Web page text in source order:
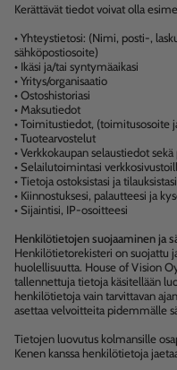
Kerättävät tiedot voivat olla
• Yhteystietosi: (Nimi, posti-,
sähköpostiosoite)
• Ikäsi ja/tai syntymäaikasi
• Yritys/organisaatio
• Ostoshistoriasi
• Maksutiedot
• Toimitustiedot, (toimitusosoite
• Tuotearvostelut
• Verkkokaupan selaustiedot
• Selailutoimintasi
• Tietoja ostoksistasi ja tilauksistasi
• Kiinnostuksesi, palautteesi ja
• Sijaintisi, IP-osoitteesi
Henkilötietojen suojaaminen ja
Henkilötietorekisteri on suojattu
huolellisuutta. House of Vision
tallennettuja tietoja käsitellään
henkilötietoja vain tarvittavan
asettaa velvoitteita pidemmälle
Tietojen luovutus kolmansille
Kenen kanssa henkilötietoja